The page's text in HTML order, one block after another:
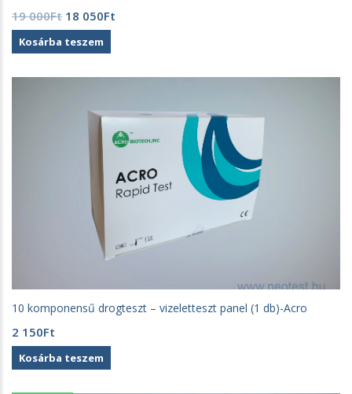
19 000Ft Original
price
was:
000Ft.
18 050Ft
050Ft.
Kosárba teszem
10 komponensű drogteszt – vizeletteszt panel (1 db)-Acro
2 150Ft
Kosárba teszem